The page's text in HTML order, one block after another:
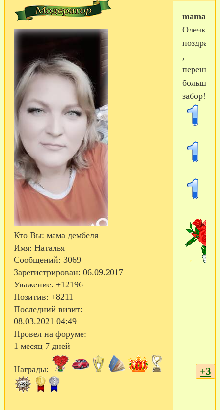
Кто Вы: мама дембеля
Имя: Наталья
Сообщений: 3069
Зарегистрирован: 06.09.2017
Уважение: +12196
Позитив: +8211
Последний визит:
08.03.2021 04:49
Провел на форуме:
1 месяц 7 дней
Награды:
mama99
Олечка,
,
большой
забор!
+3